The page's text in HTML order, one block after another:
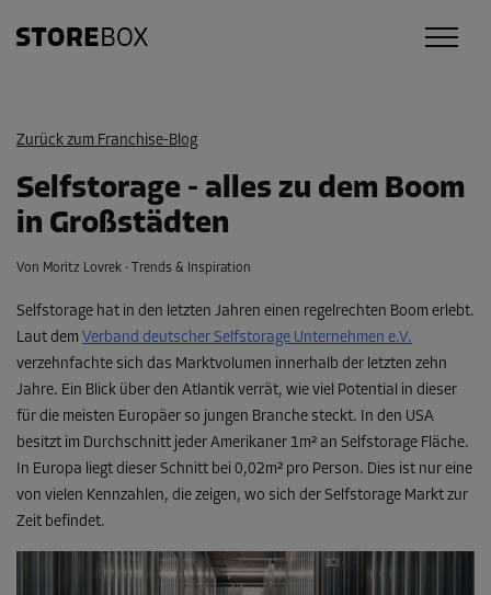
Zurück zum Franchise-Blog
Selfstorage - alles zu dem Boom
in Großstädten
Von Moritz Lovrek · Trends & Inspiration
Selfstorage hat in den letzten Jahren einen regelrechten Boom erlebt.
Laut dem Verband deutscher Selfstorage Unternehmen e.V.
verzehnfachte sich das Marktvolumen innerhalb der letzten zehn
Jahre. Ein Blick über den Atlantik verrät, wie viel Potential in dieser
für die meisten Europäer so jungen Branche steckt. In den USA
besitzt im Durchschnitt jeder Amerikaner 1m² an Selfstorage Fläche.
In Europa liegt dieser Schnitt bei 0,02m² pro Person. Dies ist nur eine
von vielen Kennzahlen, die zeigen, wo sich der Selfstorage Markt zur
Zeit befindet.